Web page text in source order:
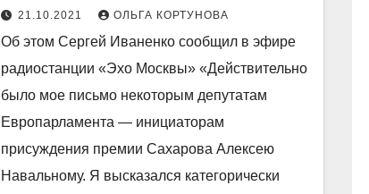
попросил Европарламент не
присуждать Навальному
премию Сахарова
21.10.2021 ОЛЬГА КОРТУНОВА
Об этом Сергей Иваненко сообщил в эфире
радиостанции «Эхо Москвы» «Действительно
было мое письмо некоторым депутатам
Европарламента — инициаторам
присуждения премии Сахарова Алексею
Навальному. Я высказался категорически